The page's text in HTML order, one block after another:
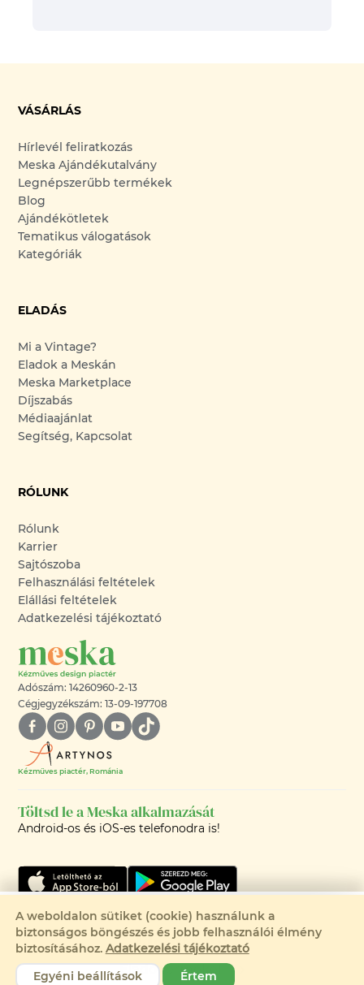
Csak 1 elérhető
Eladva
Eladó termékei
VÁSÁRLÁS
Hírlevél feliratkozás
Meska Ajándékutalvány
Legnépszerűbb termékek
Blog
Ajándékötletek
Tematikus válogatások
Kategóriák
ELADÁS
Mi a Vintage?
Eladok a Meskán
Meska Marketplace
Díjszabás
Médiaajánlat
Segítség, Kapcsolat
RÓLUNK
Rólunk
Karrier
Sajtószoba
Felhasználási feltételek
Elállási feltételek
Adatkezelési tájékoztató
Adószám: 14260960-2-13
Cégjegyzékszám: 13-09-197708
Kézműves piactér, Románia
Töltsd le a Meska alkalmazását
Android-os és iOS-es telefonodra is!
©2008-2026 - MESKA.HU -
MINDEN JOG FENNTARTVA!
A weboldalon sütiket (cookie) használunk a
biztonságos böngészés és jobb felhasználói élmény
biztosításához. Adatkezelési tájékoztató
Egyéni beállítások
Értem